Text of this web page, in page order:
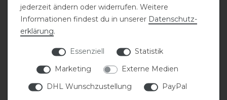
jederzeit ändern oder widerrufen. Weitere
Informationen findest du in unserer Daten­schutz­
erklärung.
Essenziell
Statistik
Marketing
Externe Medien
DHL Wunschzustellung
PayPal